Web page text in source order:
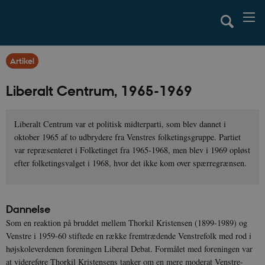
Artikel
Liberalt Centrum, 1965-1969
Liberalt Centrum var et politisk midterparti, som blev dannet i
oktober 1965 af to udbrydere fra Venstres folketingsgruppe. Partiet
var repræsenteret i Folketinget fra 1965-1968, men blev i 1969 opløst
efter folketingsvalget i 1968, hvor det ikke kom over spærregrænsen.
Dannelse
Som en reaktion på bruddet mellem Thorkil Kristensen (1899-1989) og
Venstre i 1959-60 stiftede en række fremtrædende Venstrefolk med rod i
højskoleverdenen foreningen Liberal Debat. Formålet med foreningen var
at videreføre Thorkil Kristensens tanker om en mere moderat Venstre-